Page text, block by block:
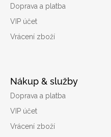
Doprava a platba
VIP účet
Vrácení zboží
Nákup & služby
Doprava a platba
VIP účet
Vrácení zboží